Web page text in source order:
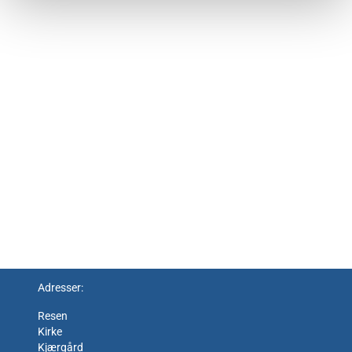
Adresser:
Resen
Kirke
Kjærgård